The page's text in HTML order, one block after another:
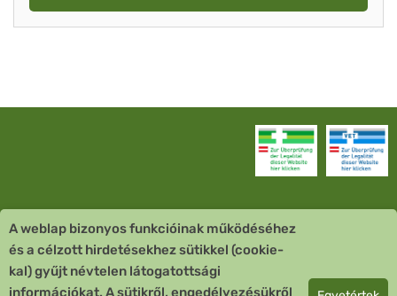
Vevőszolgálat
Quick Links
A weblap bizonyos funkcióinak működéséhez
és a célzott hirdetésekhez sütikkel (cookie-
kal) gyűjt névtelen látogatottsági
információkat. A sütikről, engedélyezésükről